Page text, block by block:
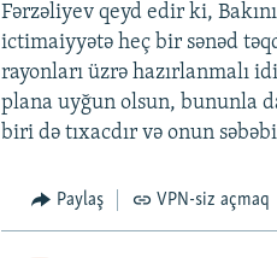
Fərzəliyev qeyd edir ki,
ictimaiyyətə heç bir sənəd
rayonları üzrə hazırlanmalı
plana uyğun olsun, bununla
biri də tıxacdır və onun
Paylaş VPN-siz açmaq